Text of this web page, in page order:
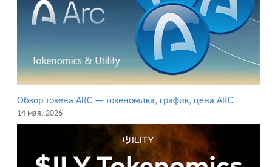
Обзор токена ARC — токеномика, график, цена ARC
14 мая, 2026